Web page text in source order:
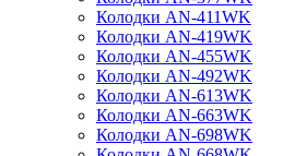
Колодки AN-411WK
Колодки AN-419WK
Колодки AN-455WK
Колодки AN-492WK
Колодки AN-613WK
Колодки AN-663WK
Колодки AN-698WK